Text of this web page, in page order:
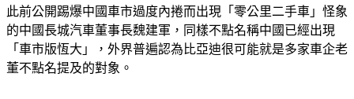
此前公開踢爆中國車市過度內捲而出現「零公里二手車」怪象
的中國長城汽車董事長魏建軍，同樣不點名稱中國已經出現
「車市版恆大」，外界普遍認為比亞迪很可能就是多家車企老
董不點名提及的對象。